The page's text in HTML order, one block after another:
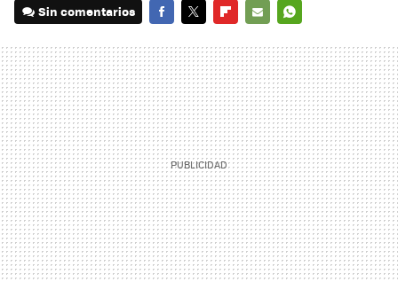
Sin comentarios
MAIL